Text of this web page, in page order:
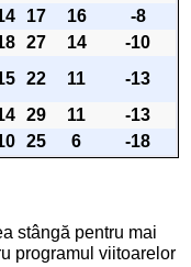
17 16
-8
27 14
-10
22 11
-13
29 11
-13
25 6 -18
stângă pentru mai
programul viitoarelor